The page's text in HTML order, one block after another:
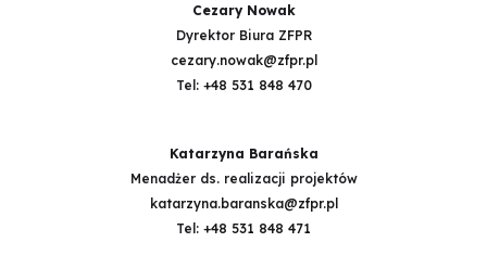
Cezary Nowak
Dyrektor Biura ZFPR
cezary.nowak@zfpr.pl
Tel: +48 531 848 470
Katarzyna Barańska
Menadżer ds. realizacji projektów
katarzyna.baranska@zfpr.pl
Tel: +48 531 848 471